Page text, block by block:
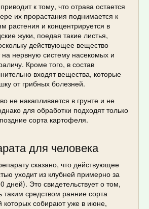
к тому, что отрава остается
их прорастания поднимается к
растения и концентрируется в
жуки, поедая такие листья,
действующее вещество
нервную систему насекомых и
Кроме того, в состав
входят вещества, которые
от грибных болезней.
не накапливается в грунте и не
для обработки подходят только
сорта картофеля.
для человека
сказано, что действующее
уходит из клубней примерно за
дней). Это свидетельствует о том,
таким средством ранние сорта
которых собирают уже в июне,